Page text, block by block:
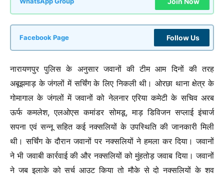
Facebook Page Follow Us
नारायणपुर पुलिस के अनुसार जवानों की टीम आम दिनों की तरह
अबूझमाड़ के जंगलों में सर्चिंग के लिए निकली थी। ओरछा थाना क्षेत्र के
गोमागाल के जंगलों में जवानों को नेलनार एरिया कमेटी के सचिव अरब
ऊर्फ कमलेश, एलओएस कमांडर सोमडू, माड़ डिविजन सप्लाई इंचार्ज
सपना एवं सन्नू सहित कई नक्सलियों के उपस्थिति की जानकारी मिली
थी। सर्चिंग के दौरान जवानों पर नक्सलियों ने हमला कर दिया। जवानों
ने भी जवाबी कार्रवाई की और नक्सलियों को मुंहतोड़ जवाब दिया। जवानों
ने जब इलाके को सर्च आउट किया तो मौके से दो नक्सलियों के शव